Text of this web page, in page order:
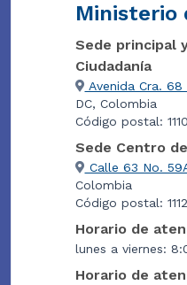
Ministerio
Sede principal
Ciudadanía
Avenida Cra.
DC, Colombia
Código postal:
Sede Centro
Calle 63 No.
Colombia
Código postal:
Horario de
lunes a viernes:
Horario de